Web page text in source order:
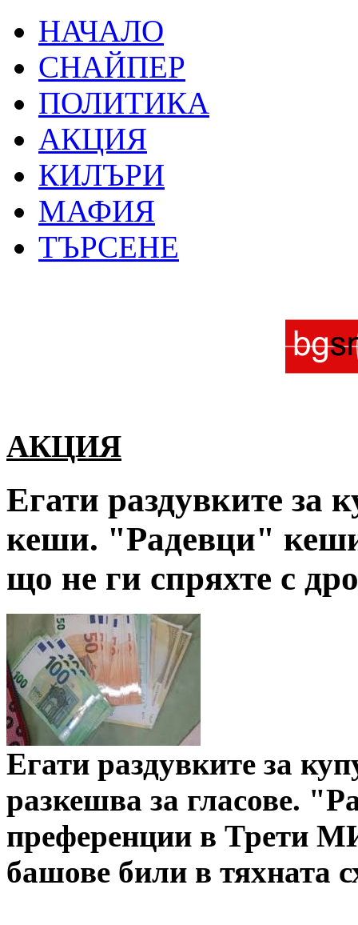
НАЧАЛО
СНАЙПЕР
ПОЛИТИКА
АКЦИЯ
КИЛЪРИ
МАФИЯ
ТЪРСЕНЕ
АКЦИЯ
Егати раздувките за
кеши. "Радевци"
що не ги спряхте с
Егати раздувките за
разкешва за гласове.
преференции в Трети
башове били в тяхната